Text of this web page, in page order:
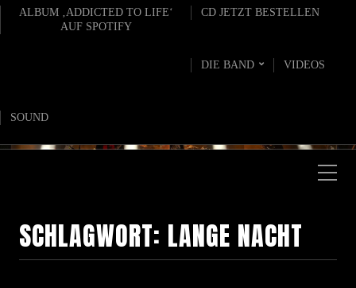
ALBUM ‚ADDICTED TO LIFE‘
AUF SPOTIFY
CD JETZT BESTELLEN
DIE BAND VIDEOS
SOUND
SCHLAGWORT: LANGE NACHT